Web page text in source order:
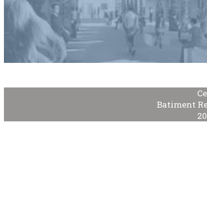
Batiment